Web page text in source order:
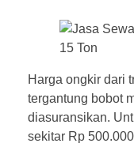
Harga ongkir dari
tergantung bobot
diasuransikan.
sekitar Rp